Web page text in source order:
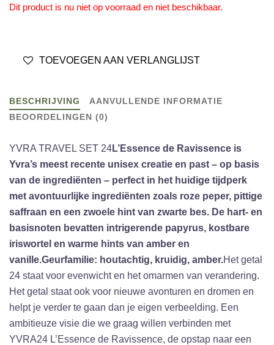
Dit product is nu niet op voorraad en niet beschikbaar.
TOEVOEGEN AAN VERLANGLIJST
BESCHRIJVING
AANVULLENDE INFORMATIE
BEOORDELINGEN (0)
YVRA TRAVEL SET 24L’Essence de Ravissence is
Yvra’s meest recente unisex creatie en past – op basis
van de ingrediënten – perfect in het huidige tijdperk
met avontuurlijke ingrediënten zoals roze peper, pittige
saffraan en een zwoele hint van zwarte bes. De hart- en
basisnoten bevatten intrigerende papyrus, kostbare
iriswortel en warme hints van amber en
vanille.Geurfamilie: houtachtig, kruidig, amber.Het getal
24 staat voor evenwicht en het omarmen van verandering.
Het getal staat ook voor nieuwe avonturen en dromen en
helpt je verder te gaan dan je eigen verbeelding. Een
ambitieuze visie die we graag willen verbinden met
YVRA24 L’Essence de Ravissence, de opstap naar een